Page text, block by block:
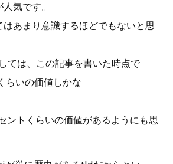
気です。
あまり意識するほどでもないと思
ては、この記事を書いた時点で
らいの価値しかな
ントくらいの価値があるようにも思